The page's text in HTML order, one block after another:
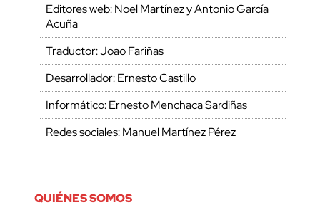
Editores web: Noel Martínez y Antonio García
Acuña
Traductor: Joao Fariñas
Desarrollador: Ernesto Castillo
Informático: Ernesto Menchaca Sardiñas
Redes sociales: Manuel Martínez Pérez
QUIÉNES SOMOS